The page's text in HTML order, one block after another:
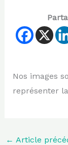
Nos images
représenter
← Article